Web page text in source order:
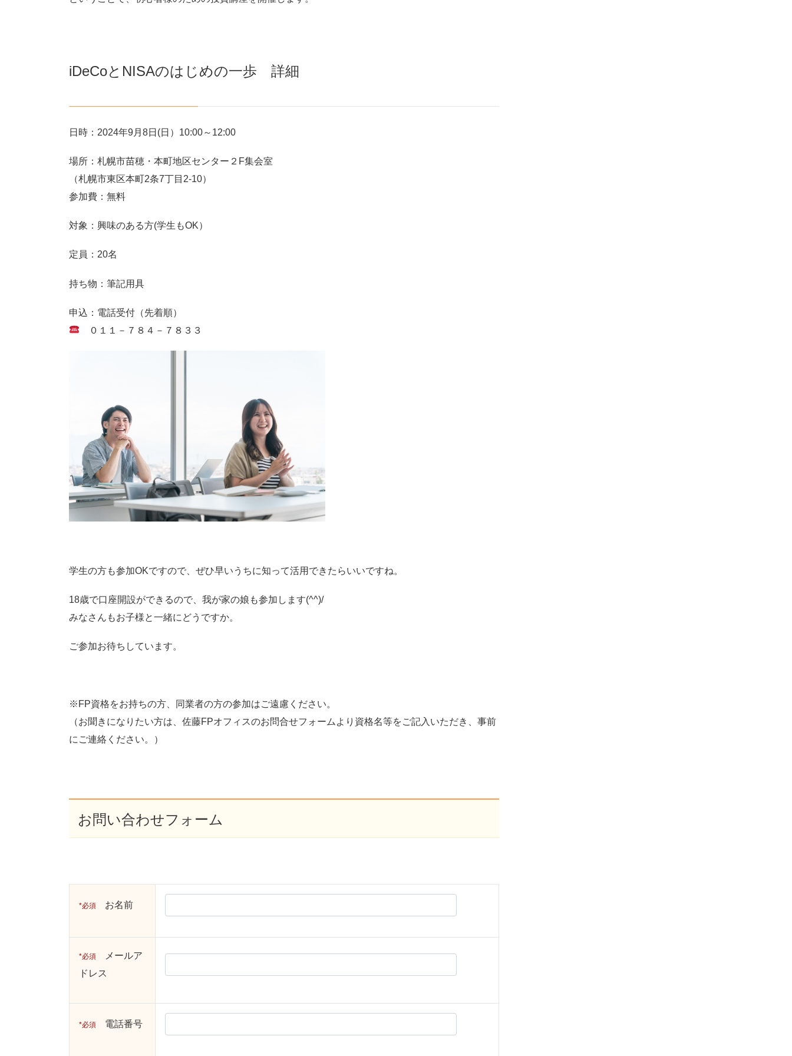
iDeCoとNISAのはじめの一歩 詳細
日時：2024年9月8日(日）10:00～12:00
場所：札幌市苗穂・本町地区センター２F集会室
（札幌市東区本町2条7丁目2-10）
参加費：無料
対象：興味のある方(学生もOK）
定員：20名
持ち物：筆記用具
申込：電話受付（先着順）
０１１－７８４－７８３３
学生の方も参加OKですので、ぜひ早いうちに知って活用できたらいいですね。
18歳で口座開設ができるので、我が家の娘も参加します(^^)/
みなさんもお子様と一緒にどうですか。
ご参加お待ちしています。
※FP資格をお持ちの方、同業者の方の参加はご遠慮ください。
（お聞きになりたい方は、佐藤FPオフィスのお問合せフォームより資格名等をご記入いただき、事前
にご連絡ください。）
お問い合わせフォーム
必須 お名前
必須
メールア
ドレス
必須 電話番号